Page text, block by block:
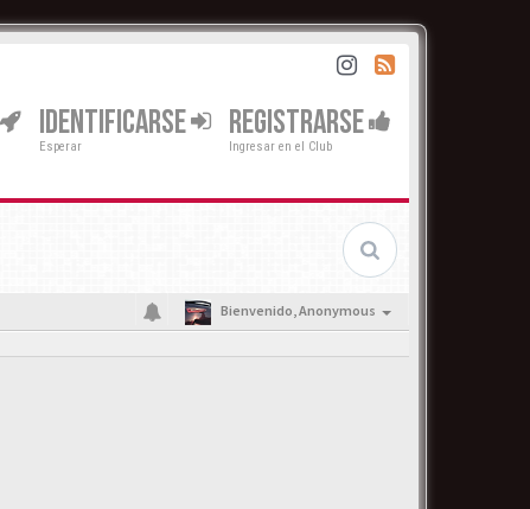
IDENTIFICARSE
Esperar
REGISTRARSE
Ingresar en el Club
Bienvenido,Anonymous